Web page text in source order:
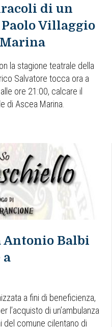
di un
Villaggio
la stagione teatrale della
Salvatore tocca ora a
ore 21:00, calcare il
di Ascea Marina.
Antonio Balbi
a
a fini di beneficienza,
l’acquisto di un’ambulanza
del comune cilentano di